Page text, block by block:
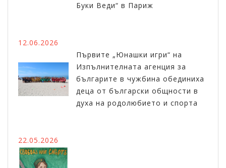
Буки Веди“ в Париж
12.06.2026
Първите „Юнашки игри“ на
Изпълнителната агенция за
българите в чужбина обединиха
деца от български общности в
духа на родолюбието и спорта
22.05.2026